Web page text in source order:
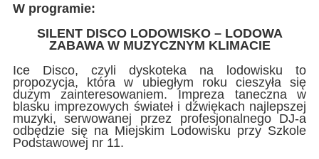
W programie:
SILENT DISCO LODOWISKO – LODOWA
ZABAWA W MUZYCZNYM KLIMACIE
Ice Disco, czyli dyskoteka na lodowisku to
propozycja, która w ubiegłym roku cieszyła się
dużym zainteresowaniem. Impreza taneczna w
blasku imprezowych świateł i dźwiękach najlepszej
muzyki, serwowanej przez profesjonalnego DJ-a
odbędzie się na Miejskim Lodowisku przy Szkole
Podstawowej nr 11.